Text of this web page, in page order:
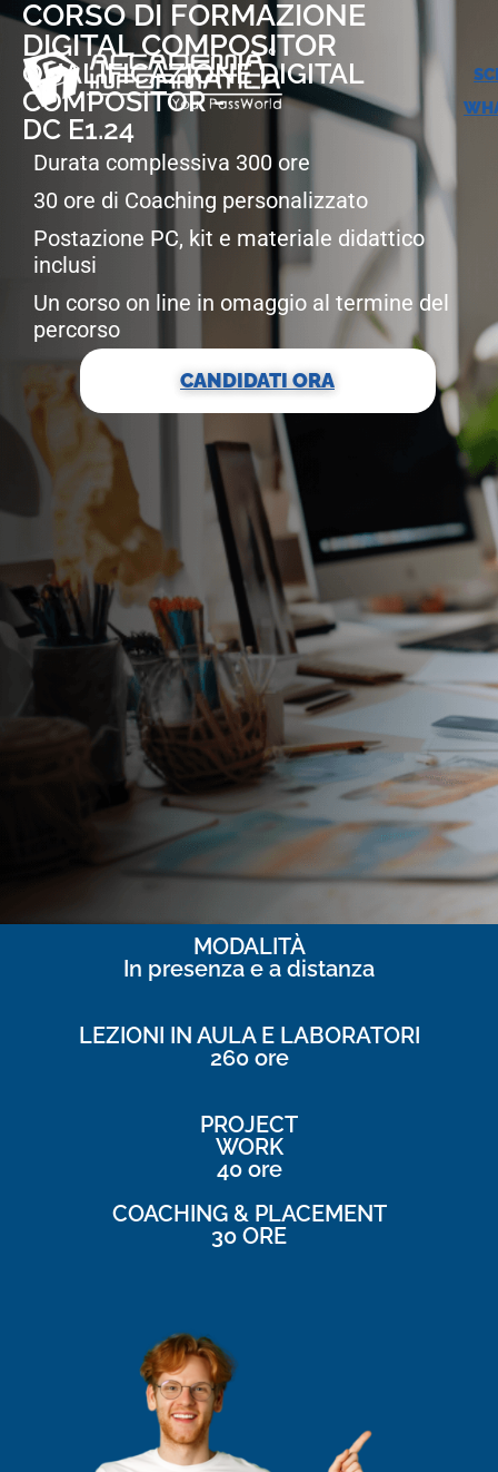
CORSO DI FORMAZIONE
DIGITAL COMPOSITOR
QUALIFICAZIONE DIGITAL
COMPOSITOR -
DC E1.24
Durata complessiva 300 ore
30 ore di Coaching personalizzato
Postazione PC, kit e materiale didattico
inclusi
Un corso on line in omaggio al termine del
percorso
CANDIDATI ORA
MODALITÀ
In presenza e a distanza
LEZIONI IN AULA E LABORATORI
260 ore
PROJECT
WORK
40 ore
COACHING & PLACEMENT
30 ORE